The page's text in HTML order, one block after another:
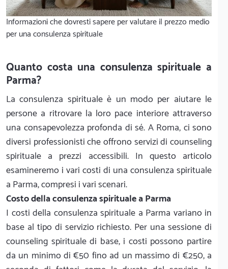
Informazioni che dovresti sapere per valutare il prezzo medio
per una consulenza spirituale
Quanto costa una consulenza spirituale a
Parma?
La consulenza spirituale è un modo per aiutare le
persone a ritrovare la loro pace interiore attraverso
una consapevolezza profonda di sé. A Roma, ci sono
diversi professionisti che offrono servizi di counseling
spirituale a prezzi accessibili. In questo articolo
esamineremo i vari costi di una consulenza spirituale
a Parma, compresi i vari scenari.
Costo della consulenza spirituale a Parma
I costi della consulenza spirituale a Parma variano in
base al tipo di servizio richiesto. Per una sessione di
counseling spirituale di base, i costi possono partire
da un minimo di €50 fino ad un massimo di €250, a